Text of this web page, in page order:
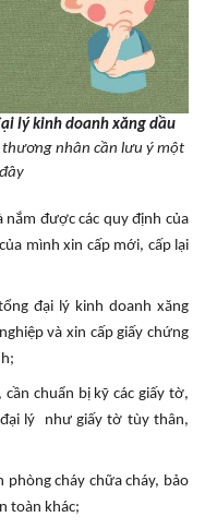
lý kinh doanh xăng dầu
thương nhân cần lưu ý một
được các quy định của
mình xin cấp mới, cấp lại
đại lý kinh doanh xăng
và xin cấp giấy chứng
chuẩn bị kỹ các giấy tờ,
lý như giấy tờ tùy thân,
cháy chữa cháy, bảo
toàn khác;